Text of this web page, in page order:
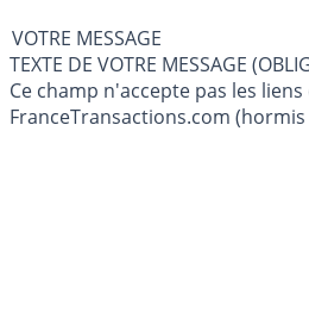
VOTRE MESSAGE
TEXTE DE
Ce champ n'accepte pas les
FranceTransactions.com